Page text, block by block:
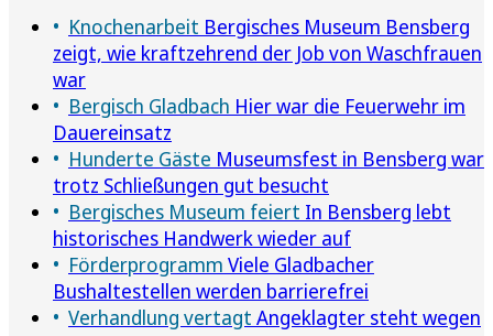
Knochenarbeit Bergisches Museum Bensberg
zeigt, wie kraftzehrend der Job von Waschfrauen
war
Bergisch Gladbach Hier war die Feuerwehr im
Dauereinsatz
Hunderte Gäste Museumsfest in Bensberg war
trotz Schließungen gut besucht
Bergisches Museum feiert In Bensberg lebt
historisches Handwerk wieder auf
Förderprogramm Viele Gladbacher
Bushaltestellen werden barrierefrei
Verhandlung vertagt Angeklagter steht wegen